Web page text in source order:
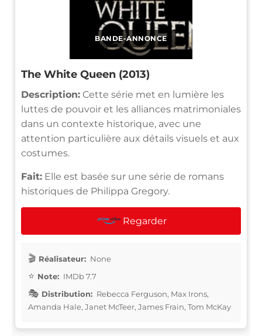
BANDE-ANNONCE
The White Queen (2013)
Description: Cette série met en lumière les
luttes de pouvoir et les alliances matrimoniales
dans un contexte historique, avec une
attention particulière aux détails visuels et aux
costumes.
Fait: Elle est basée sur une série de romans
historiques de Philippa Gregory.
Regarder
Réalisateur: None
Note: IMDb 7.7
Distribution: Rebecca Ferguson, Max Irons,
Amanda Hale, Janet McTeer, James Frain, Tom McKay